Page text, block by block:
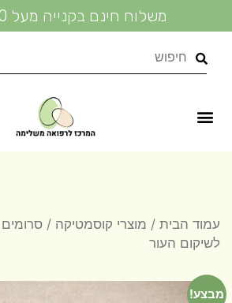
משלוח חינם בקנייה מעל 400 ש"ח!
עמוד הבית / מוצרי קוסמטיקה / סרומים
לשיקום העור
מבצע!